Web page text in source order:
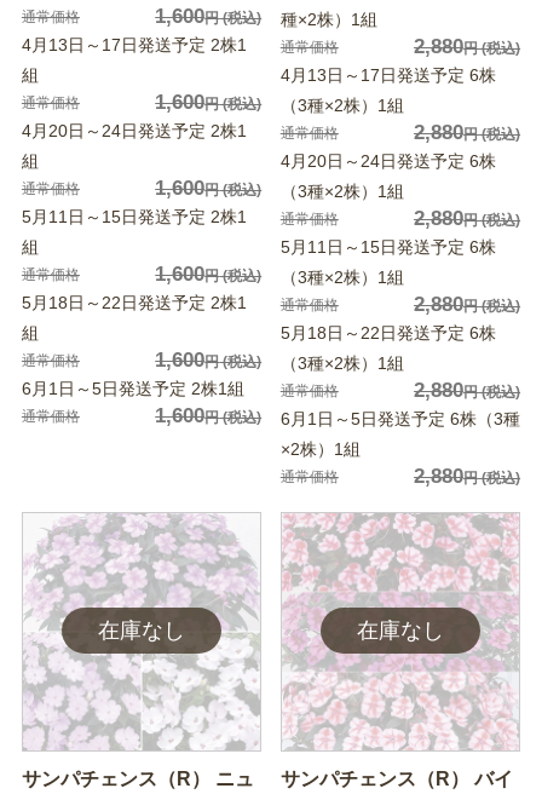
通常価格 1,600円(税込)
4月13日～17日発送予定 2株1
組
通常価格 1,600円(税込)
4月20日～24日発送予定 2株1
組
通常価格 1,600円(税込)
5月11日～15日発送予定 2株1
組
通常価格 1,600円(税込)
5月18日～22日発送予定 2株1
組
通常価格 1,600円(税込)
6月1日～5日発送予定 2株1組
通常価格 1,600円(税込)
種×2株）1組
通常価格 2,880円(税込)
4月13日～17日発送予定 6株
（3種×2株）1組
通常価格 2,880円(税込)
4月20日～24日発送予定 6株
（3種×2株）1組
通常価格 2,880円(税込)
5月11日～15日発送予定 6株
（3種×2株）1組
通常価格 2,880円(税込)
5月18日～22日発送予定 6株
（3種×2株）1組
通常価格 2,880円(税込)
6月1日～5日発送予定 6株（3種
×2株）1組
通常価格 2,880円(税込)
サンパチェンス（R） ニュ サンパチェンス（R） バイ